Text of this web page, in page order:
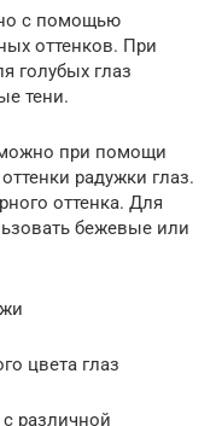
с помощью
оттенков. При
голубых глаз
тени.
при помощи
радужки глаз.
оттенка. Для
бежевые или
цвета глаз
различной